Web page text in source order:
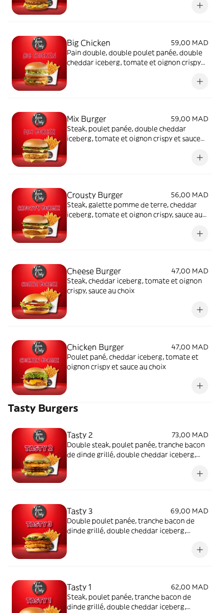
Big Chicken
59,00 MAD
Pain double, double poulet panée, double
cheddar iceberg, tomate et oignon crispy
Mix Burger
59,00 MAD
Steak, poulet panée, double cheddar
iceberg, tomate et oignon crispy et sauce
Crousty Burger
56,00 MAD
Steak, galette pomme de terre, cheddar
iceberg, tomate et oignon crispy, sauce au
Cheese Burger
47,00 MAD
Steak, cheddar iceberg, tomate et oignon
crispy, sauce au choix
Chicken Burger
47,00 MAD
Poulet pané, cheddar iceberg, tomate et
oignon crispy et sauce au choix
Tasty Burgers
Tasty 2
73,00 MAD
Double steak, poulet panée, tranche bacon
de dinde grillé, double cheddar iceberg,
Tasty 3
69,00 MAD
Double poulet panée, tranche bacon de
dinde grillé, double cheddar iceberg,
Tasty 1
62,00 MAD
Steak, poulet panée, tranche bacon de
dinde grillé, double cheddar iceberg,